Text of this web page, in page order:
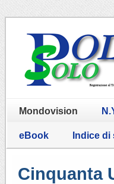
Mondovision
eBook Indice
Cinquanta